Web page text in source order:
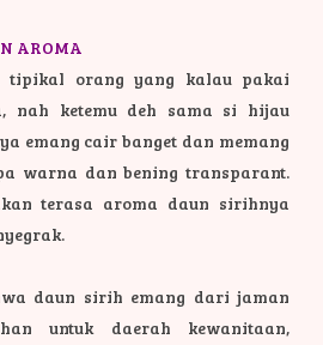
AROMA
tipikal orang yang kalau pakai
nah ketemu deh sama si hijau
emang cair banget dan memang
warna dan bening transparant.
terasa aroma daun sirihnya
daun sirih emang dari jaman
untuk daerah kewanitaan,